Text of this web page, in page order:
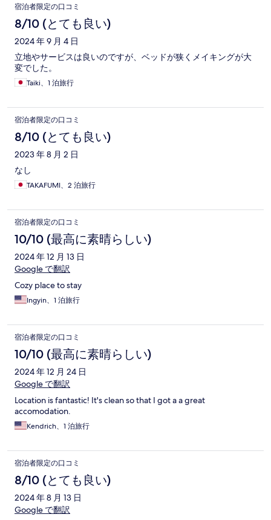
宿泊者限定の口コミ
8/10 (とても良い)
2024 年 9 月 4 日
立地やサービスは良いのですが、ベッドが狭くメイキングが大
変でした。
Taiki、1 泊旅行
宿泊者限定の口コミ
8/10 (とても良い)
2023 年 8 月 2 日
なし
TAKAFUMI、2 泊旅行
宿泊者限定の口コミ
10/10 (最高に素晴らしい)
2024 年 12 月 13 日
Google で翻訳
Cozy place to stay
Ingyin、1 泊旅行
宿泊者限定の口コミ
10/10 (最高に素晴らしい)
2024 年 12 月 24 日
Google で翻訳
Location is fantastic! It's clean so that I got a a great
accomodation.
Kendrich、1 泊旅行
宿泊者限定の口コミ
8/10 (とても良い)
2024 年 8 月 13 日
Google で翻訳